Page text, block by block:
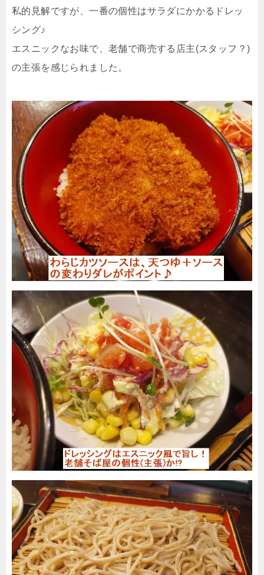
私的見解ですが、一番の個性はサラダにかかるドレッ
シング♪
エスニックなお味で、老舗で商売する店主(スタッフ？)
の主張を感じられました。